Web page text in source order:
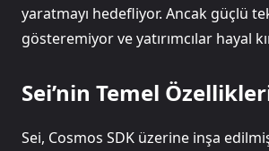
yaratmayı hedefliyor. Ancak güçlü
gösteremiyor ve yatırımcılar hayal
Sei’nin Temel
Sei, Cosmos SDK üzerine inşa